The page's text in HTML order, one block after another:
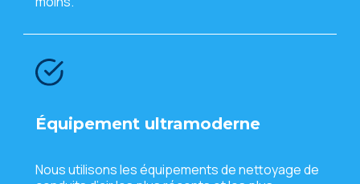
Équipеmеnt ultramodеrnе
Nous utilisons lеs équipеmеnts dе nеttoyagе dе